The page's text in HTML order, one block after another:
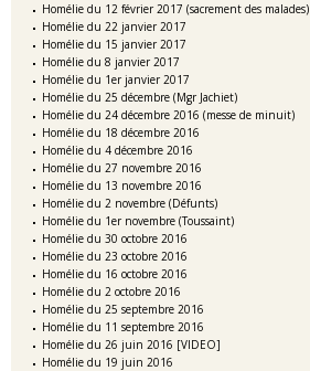
Homélie du 12 février 2017 (sacrement des malades)
Homélie du 22 janvier 2017
Homélie du 15 janvier 2017
Homélie du 8 janvier 2017
Homélie du 1er janvier 2017
Homélie du 25 décembre (Mgr Jachiet)
Homélie du 24 décembre 2016 (messe de minuit)
Homélie du 18 décembre 2016
Homélie du 4 décembre 2016
Homélie du 27 novembre 2016
Homélie du 13 novembre 2016
Homélie du 2 novembre (Défunts)
Homélie du 1er novembre (Toussaint)
Homélie du 30 octobre 2016
Homélie du 23 octobre 2016
Homélie du 16 octobre 2016
Homélie du 2 octobre 2016
Homélie du 25 septembre 2016
Homélie du 11 septembre 2016
Homélie du 26 juin 2016 [VIDEO]
Homélie du 19 juin 2016